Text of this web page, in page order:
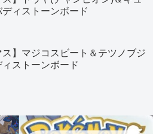
ィストーンボード
ス】マジコスビート＆テツノブジ
ストーンボード